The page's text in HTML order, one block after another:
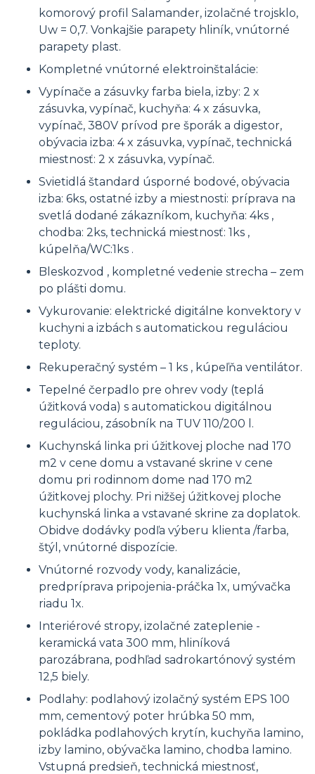
komorový profil Salamander, izolačné trojsklo,
Uw = 0,7. Vonkajšie parapety hliník, vnútorné
parapety plast.
Kompletné vnútorné elektroinštalácie:
Vypínače a zásuvky farba biela, izby: 2 x
zásuvka, vypínač, kuchyňa: 4 x zásuvka,
vypínač, 380V prívod pre šporák a digestor,
obývacia izba: 4 x zásuvka, vypínač, technická
miestnosť: 2 x zásuvka, vypínač.
Svietidlá štandard úsporné bodové, obývacia
izba: 6ks, ostatné izby a miestnosti: príprava na
svetlá dodané zákazníkom, kuchyňa: 4ks ,
chodba: 2ks, technická miestnosť: 1ks ,
kúpelňa/WC:1ks .
Bleskozvod , kompletné vedenie strecha – zem
po plášti domu.
Vykurovanie: elektrické digitálne konvektory v
kuchyni a izbách s automatickou reguláciou
teploty.
Rekuperačný systém – 1 ks , kúpeľňa ventilátor.
Tepelné čerpadlo pre ohrev vody (teplá
úžitková voda) s automatickou digitálnou
reguláciou, zásobník na TUV 110/200 l.
Kuchynská linka pri úžitkovej ploche nad 170
m2 v cene domu a vstavané skrine v cene
domu pri rodinnom dome nad 170 m2
úžitkovej plochy. Pri nižšej úžitkovej ploche
kuchynská linka a vstavané skrine za doplatok.
Obidve dodávky podľa výberu klienta /farba,
štýl, vnútorné dispozície.
Vnútorné rozvody vody, kanalizácie,
predpríprava pripojenia-práčka 1x, umývačka
riadu 1x.
Interiérové stropy, izolačné zateplenie -
keramická vata 300 mm, hliníková
parozábrana, podhľad sadrokartónový systém
12,5 biely.
Podlahy: podlahový izolačný systém EPS 100
mm, cementový poter hrúbka 50 mm,
pokládka podlahových krytín, kuchyňa lamino,
izby lamino, obývačka lamino, chodba lamino.
Vstupná predsieň, technická miestnosť,